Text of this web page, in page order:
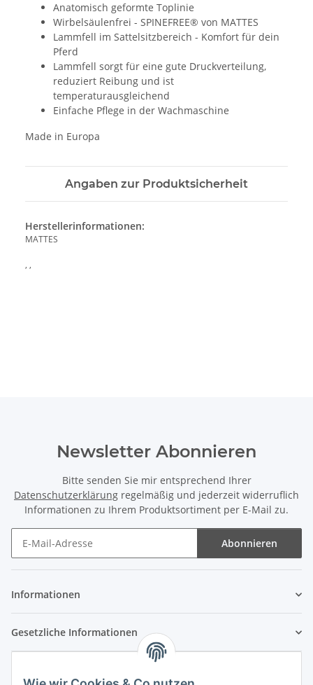
Anatomisch geformte Toplinie
Wirbelsäulenfrei - SPINEFREE® von MATTES
Lammfell im Sattelsitzbereich - Komfort für dein
Pferd
Lammfell sorgt für eine gute Druckverteilung,
reduziert Reibung und ist
temperaturausgleichend
Einfache Pflege in der Wachmaschine
Made in Europa
Angaben zur Produktsicherheit
Herstellerinformationen:
MATTES
, ,
Newsletter Abonnieren
Bitte senden Sie mir entsprechend Ihrer
Datenschutzerklärung regelmäßig und jederzeit widerruflich
Informationen zu Ihrem Produktsortiment per E-Mail zu.
Abonnieren
Informationen
Gesetzliche Informationen